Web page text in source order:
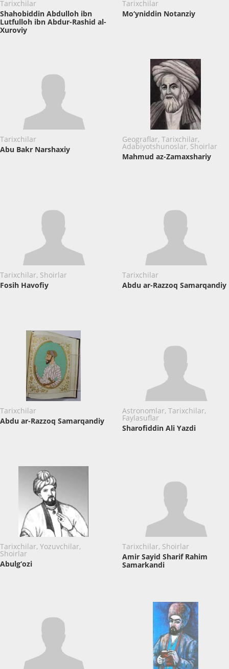
Tarixchilar
Shahobiddin Abdulloh ibn
Lutfulloh ibn Abdur-Rashid al-
Xuroviy
Tarixchilar
Mo‘yniddin Notanziy
Tarixchilar
Abu Bakr Narshaxiy
Geograflar, Tarixchilar,
Adabiyotshunoslar, Shoirlar
Mahmud az-Zamaxshariy
Tarixchilar, Shoirlar
Fosih Havofiy
Tarixchilar
Abdu ar-Razzoq Samarqandiy
Tarixchilar
Abdu ar-Razzoq Samarqandiy
Astronomlar, Tarixchilar,
Faylasuflar
Sharofiddin Ali Yazdi
Tarixchilar, Yozuvchilar,
Shoirlar
Abulg‘ozi
Tarixchilar, Shoirlar
Amir Sayid Sharif Rahim
Samarkandi